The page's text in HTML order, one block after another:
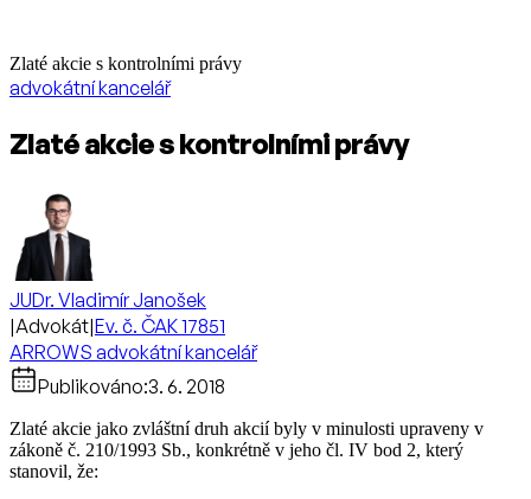
Zlaté akcie s kontrolními právy
advokátní kancelář
Zlaté akcie s kontrolními právy
JUDr. Vladimír Janošek
|Advokát|Ev. č. ČAK 17851
ARROWS advokátní kancelář
Publikováno:3. 6. 2018
Zlaté akcie jako zvláštní druh akcií byly v minulosti upraveny v
zákoně č. 210/1993 Sb., konkrétně v jeho čl. IV bod 2, který
stanovil, že: